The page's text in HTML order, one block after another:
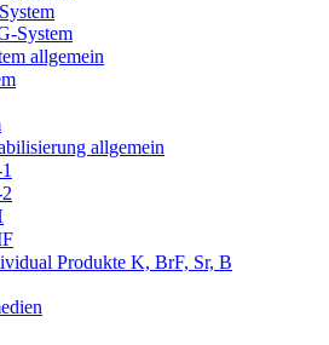
System
allgemein
allgemein
Produkte K, BrF, Sr, B